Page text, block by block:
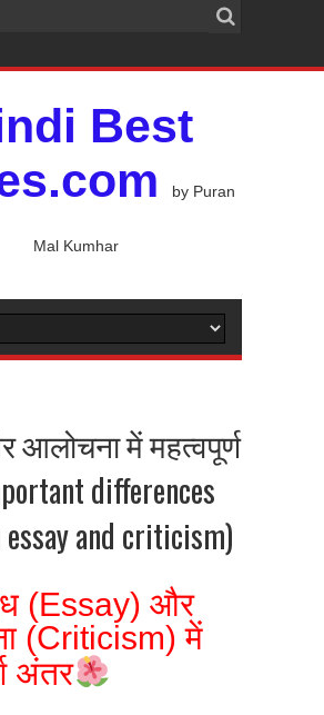
Best
by Puran
Mal Kumhar
आलोचना में महत्वपूर्ण
differences
essay and criticism)
(Essay) और
(Criticism) में
अंतर